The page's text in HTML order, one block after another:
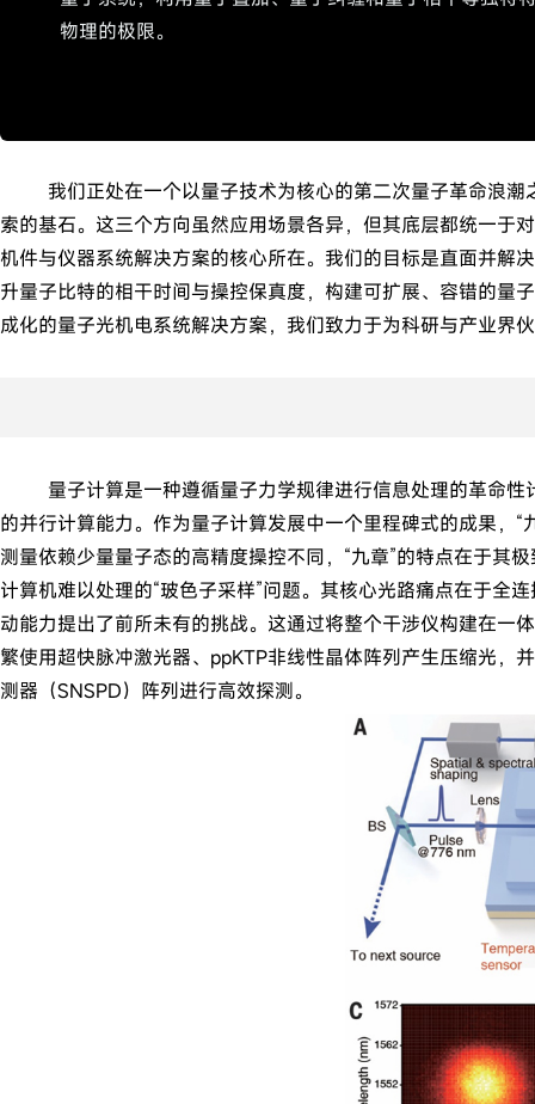
物理的极限。
我们正处在一个以量子技术为核心的第二次量子革命浪潮
索的基石。这三个方向虽然应用场景各异，但其底层都统一于
机件与仪器系统解决方案的核心所在。我们的目标是直面并解
升量子比特的相干时间与操控保真度，构建可扩展、容错的量
成化的量子光机电系统解决方案，我们致力于为科研与产业界
量子计算是一种遵循量子力学规律进行信息处理的革命性
的并行计算能力。作为量子计算发展中一个里程碑式的成果，
测量依赖少量量子态的高精度操控不同，“九章”的特点在于其
计算机难以处理的“玻色子采样”问题。其核心光路痛点在于全
动能力提出了前所未有的挑战。这通过将整个干涉仪构建在一
繁使用超快脉冲激光器、ppKTP非线性晶体阵列产生压缩光，
测器（SNSPD）阵列进行高效探测。